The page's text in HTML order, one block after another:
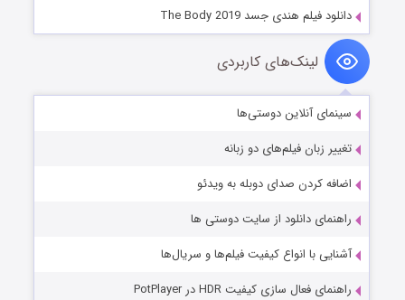
دانلود فیلم هندی جسد The Body 2019
لینک‌های کاربردی
سینمای آنلاین دوستی‌ها
تغییر زبان فیلم‌های دو زبانه
اضافه کردن صدای دوبله به ویدئو
راهنمای دانلود از سایت دوستی ها
آشنایی با انواع کیفیت فیلم‌ها و سریال‌ها
راهنمای فعال سازی کیفیت HDR در PotPlayer